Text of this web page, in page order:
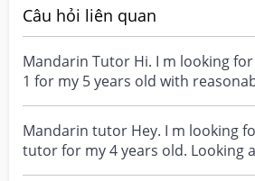
Câu hỏi liên quan
Mandarin Tutor Hi. I m looking
1 for my 5 years old with
Location:...
Mandarin tutor Hey. I m looking
tutor for my 4 years old. Looking
price p...